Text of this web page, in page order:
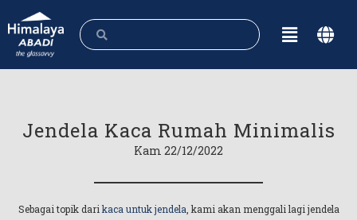
Jendela Kaca Rumah Minimalis
Kam 22/12/2022
Sebagai topik dari kaca untuk jendela , kami akan menggali lagi jendela